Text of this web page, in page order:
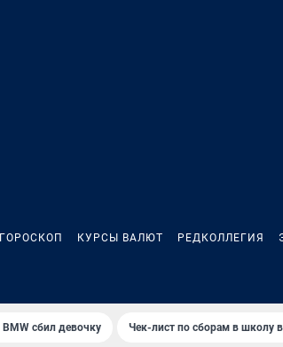
ГОРОСКОП КУРСЫ ВАЛЮТ РЕДКОЛЛЕГИЯ
BMW сбил девочку Чек-лист по сборам в школу